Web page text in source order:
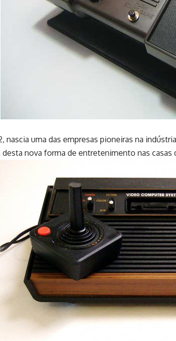
nascia uma das empresas pioneiras na
desta nova forma de entretenimento nas